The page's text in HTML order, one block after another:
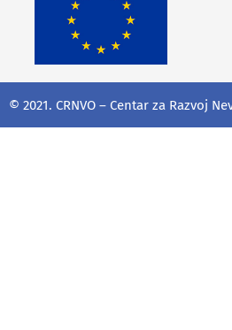
© 2021. CRNVO – Centar za Razvoj